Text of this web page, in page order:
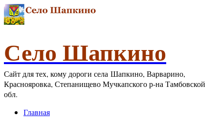
Село Шапкино
Сайт для тех, кому дороги села Шапкино, Варварино,
Краснояровка, Степанищево Мучкапского р-на Тамбовской
обл.
Главная